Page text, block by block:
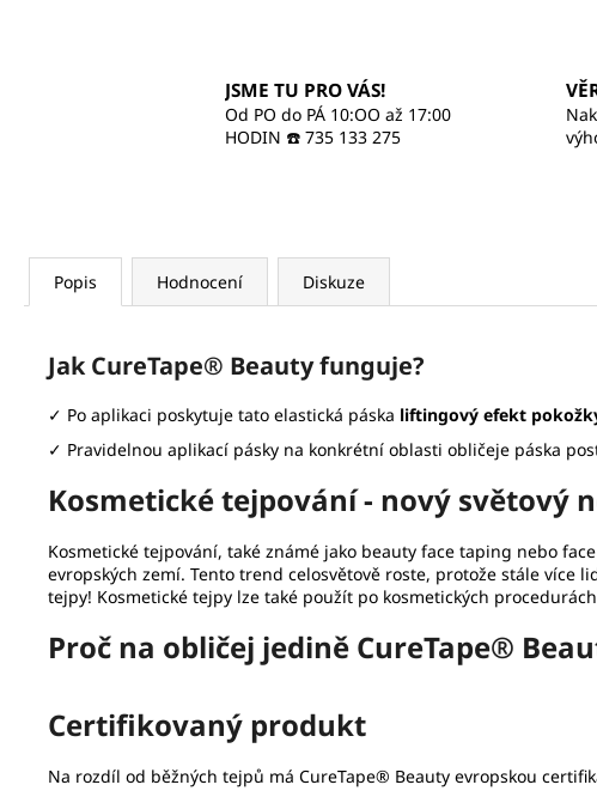
JSME TU PRO VÁS!
Od PO do PÁ 10:OO až 17:00
HODIN ☎️ 735 133 275
Popis Hodnocení Diskuze
Jak CureTape® Beauty funguje?
✓ Po aplikaci poskytuje tato elastická páska liftingový efekt
✓ Pravidelnou aplikací pásky na konkrétní oblasti obličeje páska
Kosmetické tejpování - nový světový
Kosmetické tejpování, také známé jako beauty face taping nebo
evropských zemí. Tento trend celosvětově roste, protože stále více
tejpy! Kosmetické tejpy lze také použít po kosmetických
Proč na obličej jedině CureTape®
Certifikovaný produkt
Na rozdíl od běžných tejpů má CureTape® Beauty evropskou